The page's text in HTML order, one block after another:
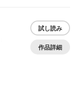
試し読み
作品詳細